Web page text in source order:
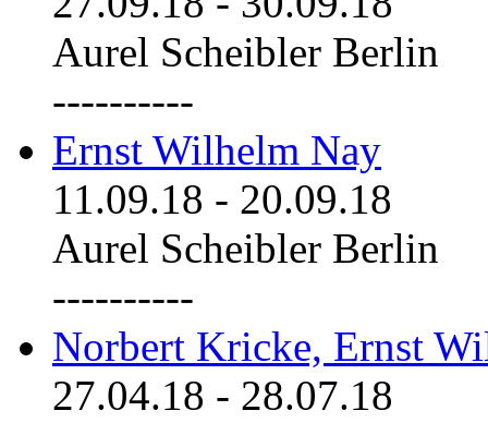
Aurel Scheibler Berlin
----------
Ernst Wilhelm Nay
11.09.18 - 20.09.18
Aurel Scheibler Berlin
----------
Norbert Kricke, Ernst
27.04.18 - 28.07.18